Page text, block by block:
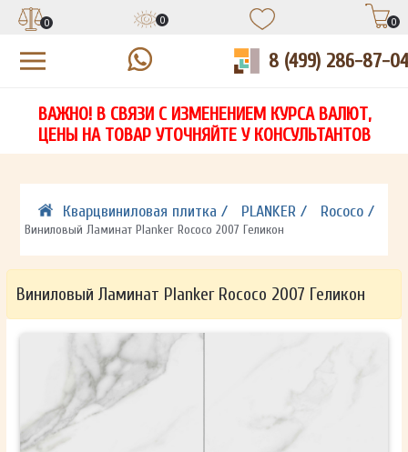
НА
СВЯЖЕТСЯ С ВАМИ В ТЕЧЕНИЕ 15 МИНУТ
ЗАПОЛНИТЕ ФОРМУ И НАШ МЕНЕДЖЕР
СВЯЖЕТСЯ С ВАМИ В ТЕЧЕНИЕ 15 МИНУТ
ОТПРАВИТЬ
Ваши данные не будут переданы третьим лицам
ЗАПОЛНИТЕ ФОРМУ И НАШ МЕНЕДЖЕР
СВЯЖЕТСЯ С ВАМИ В ТЕЧЕНИЕ 15 МИНУТ
ОТПРАВИТЬ
Ваши данные не будут переданы третьим лицам
0 0 0
8 (499) 286-87-04
ВАЖНО! В СВЯЗИ С ИЗМЕНЕНИЕМ КУРСА ВАЛЮТ,
ЦЕНЫ НА ТОВАР УТОЧНЯЙТЕ У КОНСУЛЬТАНТОВ
Кварцвиниловая плитка / PLANKER / Rococo /
Виниловый Ламинат Planker Rococo 2007 Геликон
Виниловый Ламинат Planker Rococo 2007 Геликон